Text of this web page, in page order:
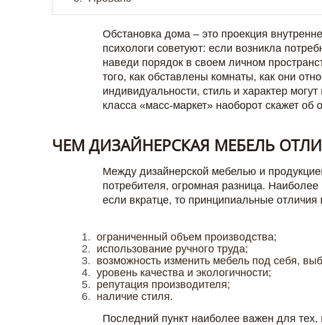
Обстановка дома – это проекция
психологи советуют: если возникла
наведи порядок в своем личном
того, как обставлены комнаты, как они
индивидуальности, стиль и характер
класса «масс-маркет» наоборот скажет об
ЧЕМ ДИЗАЙНЕРСКАЯ МЕБЕЛЬ
Между дизайнерской мебелью и
потребителя, огромная разница.
если вкратце, то принципиальные
ограниченный объем производства;
использование ручного труда;
возможность изменить мебель под себя,
уровень качества и экологичности;
репутация производителя;
наличие стиля.
Последний пункт наиболее важен для тех,